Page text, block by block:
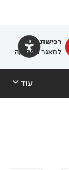

רכישת מנוי
למאגר הפסיקה
עוד 